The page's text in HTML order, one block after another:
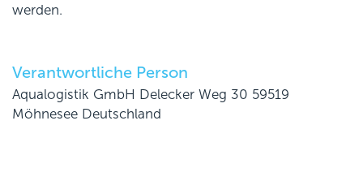
werden.
Verantwortliche Person
Aqualogistik GmbH Delecker Weg 30 59519
Möhnesee Deutschland